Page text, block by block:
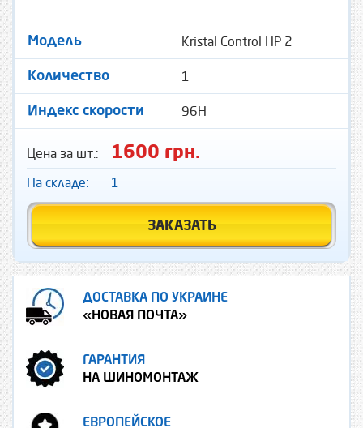
Модель Kristal Control HP 2
Количество 1
Индекс скорости 96H
Цена за шт.: 1600 грн.
На складе: 1
ЗАКАЗАТЬ
ДОСТАВКА ПО УКРАИНЕ
«НОВАЯ ПОЧТА»
ГАРАНТИЯ
НА ШИНОМОНТАЖ
ЕВРОПЕЙСКОЕ